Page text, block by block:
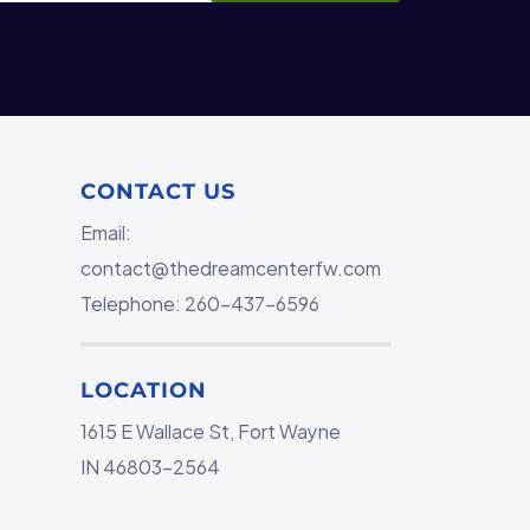
CONTACT US
Email:
contact@thedreamcenterfw.com
Telephone: 260-437-6596
LOCATION
1615 E Wallace St, Fort Wayne
IN 46803-2564